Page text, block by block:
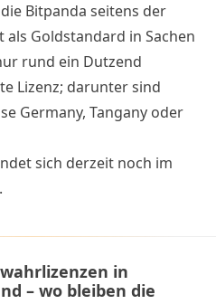
Bitpanda seitens der
Goldstandard in Sachen
rund ein Dutzend
Lizenz; darunter sind
Germany, Tangany oder
sich derzeit noch im
.
in
– wo bleiben die